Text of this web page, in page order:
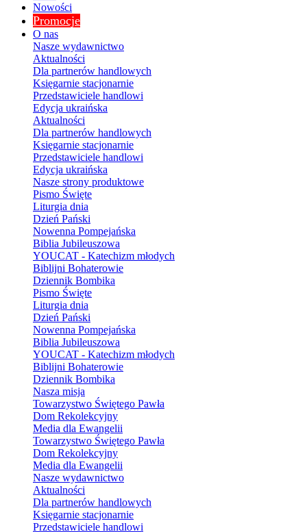
Nowości
Promocje
O nas
Nasze wydawnictwo
Aktualności
Dla partnerów handlowych
Księgarnie stacjonarnie
Przedstawiciele handlowi
Edycja ukraińska
Aktualności
Dla partnerów handlowych
Księgarnie stacjonarnie
Przedstawiciele handlowi
Edycja ukraińska
Nasze strony produktowe
Pismo Święte
Liturgia dnia
Dzień Pański
Nowenna Pompejańska
Biblia Jubileuszowa
YOUCAT - Katechizm młodych
Biblijni Bohaterowie
Dziennik Bombika
Pismo Święte
Liturgia dnia
Dzień Pański
Nowenna Pompejańska
Biblia Jubileuszowa
YOUCAT - Katechizm młodych
Biblijni Bohaterowie
Dziennik Bombika
Nasza misja
Towarzystwo Świętego Pawła
Dom Rekolekcyjny
Media dla Ewangelii
Towarzystwo Świętego Pawła
Dom Rekolekcyjny
Media dla Ewangelii
Nasze wydawnictwo
Aktualności
Dla partnerów handlowych
Księgarnie stacjonarnie
Przedstawiciele handlowi